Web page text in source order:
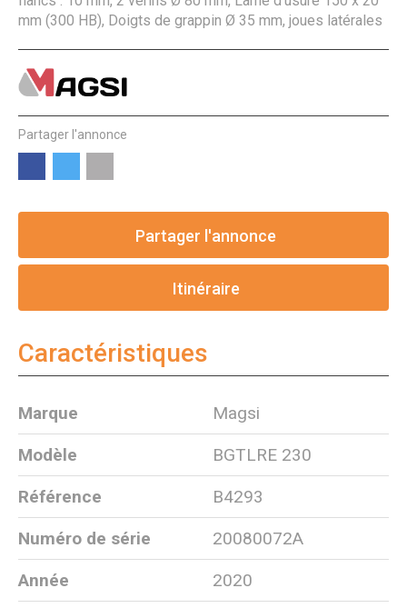
mm (300 HB), Doigts de grappin Ø 35 mm, joues latérales
Caractéristiques
Marque
Magsi
Modèle
BGTLRE 230
Référence
B4293
Numéro de série
20080072A
Année
2020
Partager l'annonce
Partager l'annonce
Itinéraire